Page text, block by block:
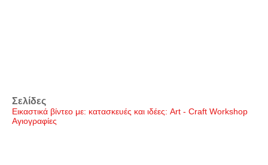
Σελίδες
Εικαστικά βίντεο με: κατασκευές και ιδέες: Art - Craft Workshop
Αγιογραφίες